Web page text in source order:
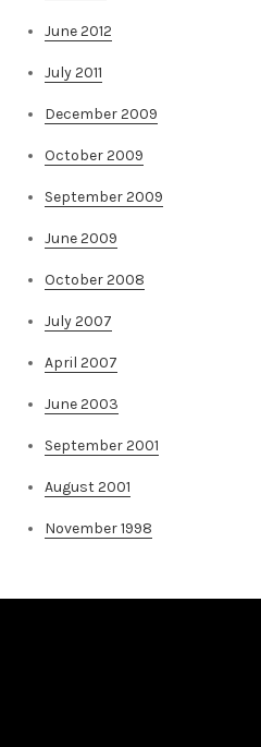
June 2012
July 2011
December 2009
October 2009
September 2009
June 2009
October 2008
July 2007
April 2007
June 2003
September 2001
August 2001
November 1998